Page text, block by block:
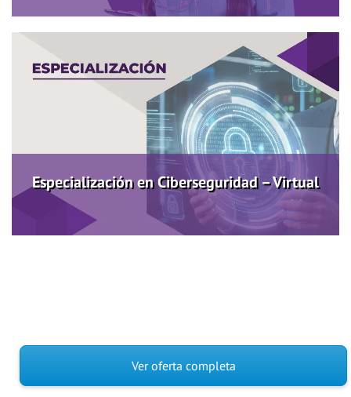
Especialización en Ciberseguridad – Virtual
Especialización en Ciberseguridad – Virtual
Más información
Ver oferta completa